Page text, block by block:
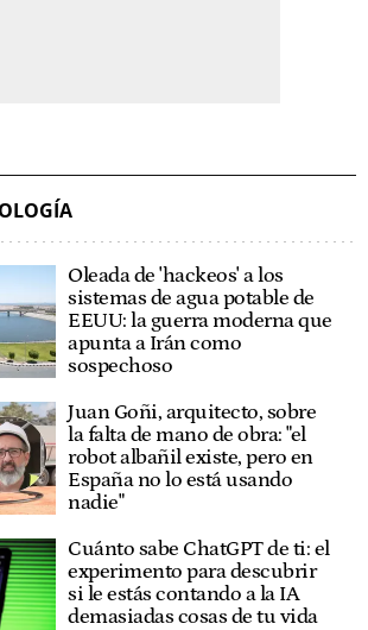
Oleada de 'hackeos' a los
sistemas de agua potable de
EEUU: la guerra moderna que
apunta a Irán como
sospechoso
Juan Goñi, arquitecto, sobre
la falta de mano de obra: "el
robot albañil existe, pero en
España no lo está usando
nadie"
Cuánto sabe ChatGPT de ti: el
experimento para descubrir
si le estás contando a la IA
demasiadas cosas de tu vida